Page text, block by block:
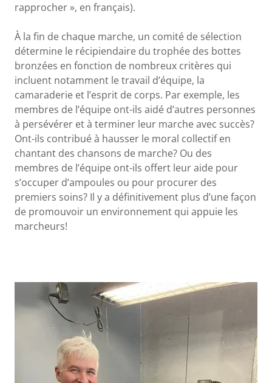
rapprocher », en français).
À la fin de chaque marche, un comité de sélection
détermine le récipiendaire du trophée des bottes
bronzées en fonction de nombreux critères qui
incluent notamment le travail d’équipe, la
camaraderie et l’esprit de corps. Par exemple, les
membres de l’équipe ont-ils aidé d’autres personnes
à persévérer et à terminer leur marche avec succès?
Ont-ils contribué à hausser le moral collectif en
chantant des chansons de marche? Ou des
membres de l’équipe ont-ils offert leur aide pour
s’occuper d’ampoules ou pour procurer des
premiers soins? Il y a définitivement plus d’une façon
de promouvoir un environnement qui appuie les
marcheurs!